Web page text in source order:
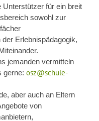
für ein breit
sowohl zur
Erlebnispädagogik,
jemanden vermitteln
gerne:osz@schule-
aber auch an Eltern
von